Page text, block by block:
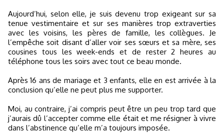
Aujourd’hui, selon elle, je suis devenu trop exigeant sur sa
tenue vestimentaire et sur ses manières trop extraverties
avec les voisins, les pères de famille, les collègues. Je
l’empêche soit disant d’aller voir ses sœurs et sa mère, ses
cousines tous les week-ends et de rester 2 heures au
téléphone tous les soirs avec tout ce beau monde.
Après 16 ans de mariage et 3 enfants, elle en est arrivée à la
conclusion qu’elle ne peut plus me supporter.
Moi, au contraire, j’ai compris peut être un peu trop tard que
j’aurais dû l’accepter comme elle était et me résigner à vivre
dans l’abstinence qu’elle m’a toujours imposée.